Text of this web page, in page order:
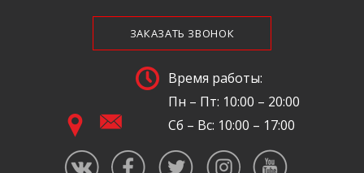
ЗАКАЗАТЬ ЗВОНОК
Время работы:
Пн – Пт: 10:00 – 20:00
Сб – Вс: 10:00 – 17:00